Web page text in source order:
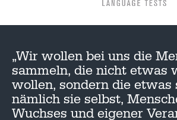
„Wir wollen bei uns die
sammeln, die nicht etwas
wollen, sondern die etwas
nämlich sie selbst,
Wuchses und eigener